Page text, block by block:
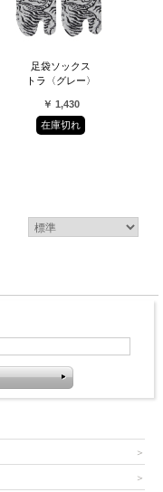
足袋ソックス
トラ〈グレー〉
￥ 1,430
在庫切れ